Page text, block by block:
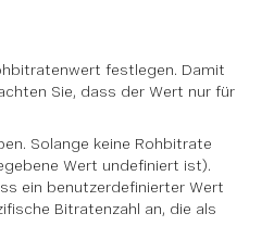
festlegen. Damit
Sie, dass der Wert nur für
Solange keine Rohbitrate
Wert undefiniert ist).
ein benutzerdefinierter Wert
Bitratenzahl an, die als